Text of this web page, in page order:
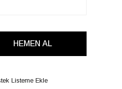
Listeme Ekle